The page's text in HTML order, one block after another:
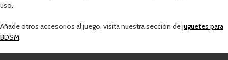
uso.
Añade otros accesorios al juego, visita nuestra sección dejuguetes para
BDSM.